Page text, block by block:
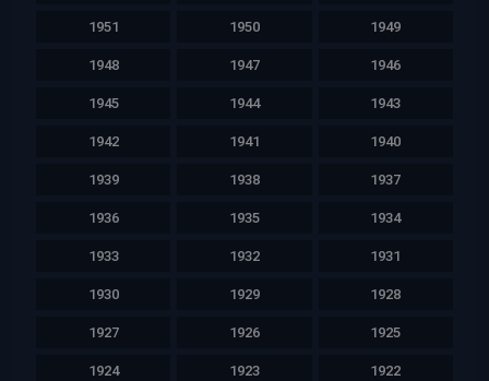
1951 1950 1949
1948 1947 1946
1945 1944 1943
1942 1941 1940
1939 1938 1937
1936 1935 1934
1933 1932 1931
1930 1929 1928
1927 1926 1925
1924 1923 1922